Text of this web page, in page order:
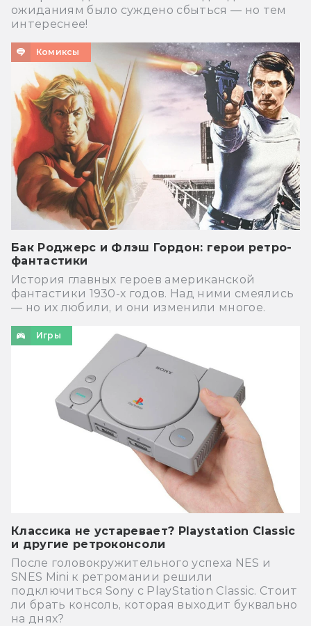
ожиданиям было суждено сбыться — но тем
интереснее!
Комиксы
Бак Роджерс и Флэш Гордон: герои ретро-
фантастики
История главных героев американской
фантастики 1930-х годов. Над ними смеялись
— но их любили, и они изменили многое.
Игры
Классика не устаревает? Playstation Classic
и другие ретроконсоли
После головокружительного успеха NES и
SNES Mini к ретромании решили
подключиться Sony с PlayStation Classic. Стоит
ли брать консоль, которая выходит буквально
на днях?